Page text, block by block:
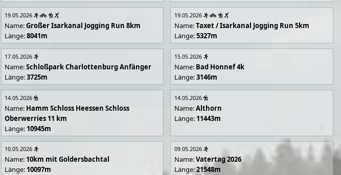
19.05.2026
Name:Großer Isarkanal Jogging Run 8km
Länge:8041m
19.05.2026
Name:Taxet / Isarkanal Jogging Run 5km
Länge:5327m
17.05.2026
Name:Schloßpark Charlottenburg Anfänger
Länge:3725m
15.05.2026
Name: Bad Honnef 4k
Länge:3146m
14.05.2026
Name: Hamm Schloss Heessen Schloss
Oberwerries 11 km
Länge: 10945m
14.05.2026
Name:Althorn
Länge: 11443m
10.05.2026
Name: 10km mit Goldersbachtal
Länge: 10097m
09.05.2026
Name:Vatertag 2026
Länge:21548m